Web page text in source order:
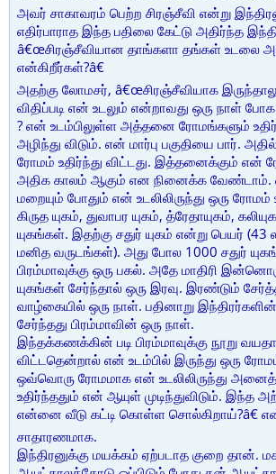
அவர் சாகாவரம் பெற்ற சிரஞ்சீவி என்று
எதிர்பாராத இந்த பதிலை கேட்டு அதிர்ந்த
â€œசிரஞ்சீவியான தாங்களா தங்கள் உடலை
என்கிறீர்கள்?â€
அதற்கு லோமசர், â€œசிரஞ்சீவியாக
விதிப்படி என் உடலும் என்றாவது ஒரு நாள்
? என் உடம்பிலுள்ள அத்தனை ரோமங்களும்
அழிந்து விடும். என் மார்பு பகுதியை பார்.
ரோமம் உதிர்ந்து விட்டது. இத்தனைக்கும் என்
அதிக காலம் ஆகும் என நினைக்க வேண்டாம்.
மறையும் போதும் என் உடலிலிருந்து ஒரு ரோமம்
கிருத யுகம், துவாபர யுகம், த்ரேதாயுகம்,
யுகங்கள். இதற்கு சதுர் யுகம் என்று பெயர் (43
மனித வருடங்கள்). அது போல 1000 சதுர்
பிரம்மாவுக்கு ஒரு பகல். அதே மாதிரி
யுகங்கள் சேர்ந்தால் ஒரு இரவு. இரண்டும்
வாழ்கையில் ஒரு நாள். பதினாறு
சேர்ந்தது பிரம்மாவின் ஒரு நாள்.
இந்தக்கணக்கின் படி பிரம்மாவுக்கு நூறு
விட்டதென்றால் என் உடம்பில் இருந்து ஒரு
ஒவ்வொரு ரோமமாக என் உடலிலிருந்து
உதிர்ந்ததும் என் ஆயுள் முடிந்துவிடும். இந்த
என்னை வீடு கட்டி கொள்ள சொல்கிறாய்?â€
சாதாரணமாக.
இந்திரனுக்கு மயக்கம் ஏற்படாத குறை தான்.